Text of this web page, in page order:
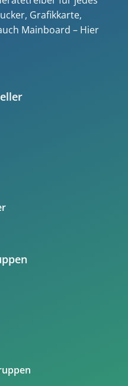
Grafikkarte,
Mainboard – Hier